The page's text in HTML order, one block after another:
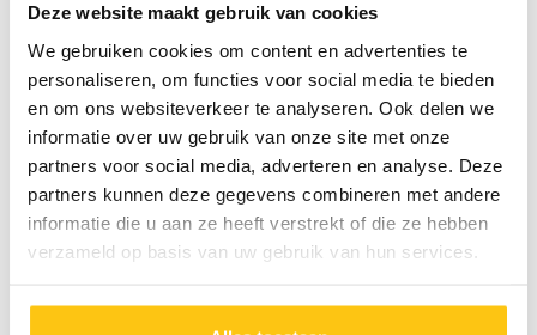
Deze website maakt gebruik van cookies
We gebruiken cookies om content en advertenties te
personaliseren, om functies voor social media te bieden
en om ons websiteverkeer te analyseren. Ook delen we
informatie over uw gebruik van onze site met onze
partners voor social media, adverteren en analyse. Deze
partners kunnen deze gegevens combineren met andere
informatie die u aan ze heeft verstrekt of die ze hebben
verzameld op basis van uw gebruik van hun services.
Wat Fitál klanten vinden van deze
reis:
Van deze nieuwe of vernieuwde reis hebben wij nog geen
beoordeling en/of review ontvangen.
Prijzen & Data